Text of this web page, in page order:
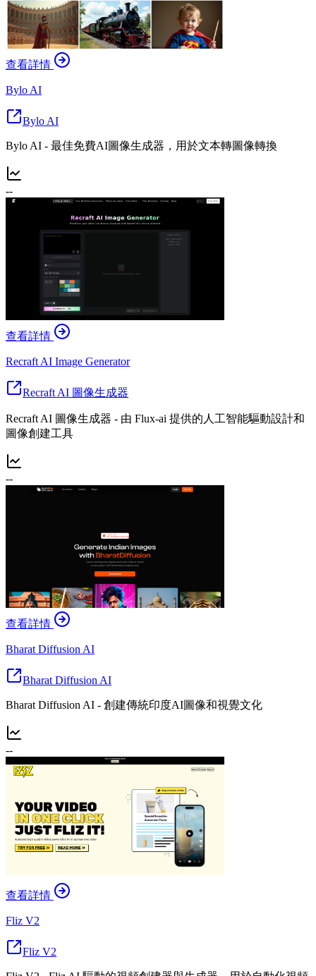
查看詳情
Bylo AI
Bylo AI
Bylo AI - 最佳免費AI圖像生成器，用於文本轉圖像轉換
--
查看詳情
Recraft AI Image Generator
Recraft AI 圖像生成器
Recraft AI 圖像生成器 - 由 Flux-ai 提供的人工智能驅動設計和
圖像創建工具
--
查看詳情
Bharat Diffusion AI
Bharat Diffusion AI
Bharat Diffusion AI - 創建傳統印度AI圖像和視覺文化
--
查看詳情
Fliz V2
Fliz V2